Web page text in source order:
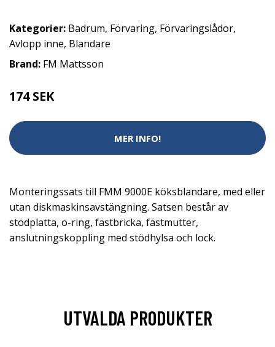
Kategorier: Badrum, Förvaring, Förvaringslådor,
Avlopp inne, Blandare
Brand: FM Mattsson
174 SEK
MER INFO!
Monteringssats till FMM 9000E köksblandare, med eller
utan diskmaskinsavstängning. Satsen består av
stödplatta, o-ring, fästbricka, fästmutter,
anslutningskoppling med stödhylsa och lock.
UTVALDA PRODUKTER